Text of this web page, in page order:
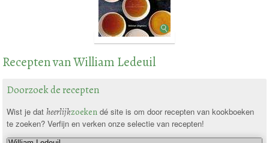
Recepten van William Ledeuil
Doorzoek de recepten
Wist je dat heerlijkzoekendé site is om door recepten van kookboeken
te zoeken? Verfijn en verken onze selectie van recepten!